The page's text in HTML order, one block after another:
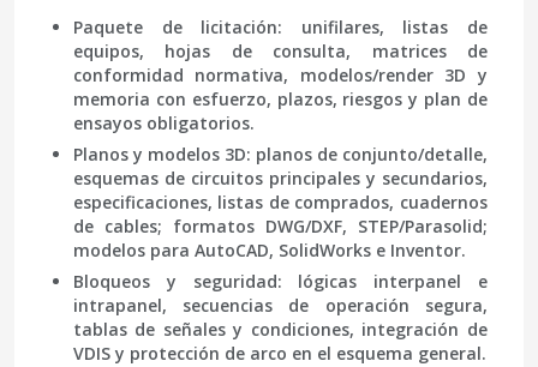
Paquete de licitación: unifilares, listas de
equipos, hojas de consulta, matrices de
conformidad normativa, modelos/render 3D y
memoria con esfuerzo, plazos, riesgos y plan de
ensayos obligatorios.
Planos y modelos 3D: planos de conjunto/detalle,
esquemas de circuitos principales y secundarios,
especificaciones, listas de comprados, cuadernos
de cables; formatos DWG/DXF, STEP/Parasolid;
modelos para AutoCAD, SolidWorks e Inventor.
Bloqueos y seguridad: lógicas interpanel e
intrapanel, secuencias de operación segura,
tablas de señales y condiciones, integración de
VDIS y protección de arco en el esquema general.